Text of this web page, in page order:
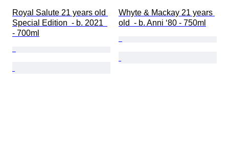
Royal Salute 21 years old
Special Edition  - b. 2021
- 700ml
Whyte & Mackay 21 years
old  - b. Anni ‘80 - 750ml